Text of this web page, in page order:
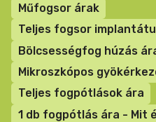
Műfogsor árak
Teljes fogsor
Bölcsességfog húzás
Mikroszkópos
Teljes fogpótlások ára
1 db fogpótlás ára - Mit